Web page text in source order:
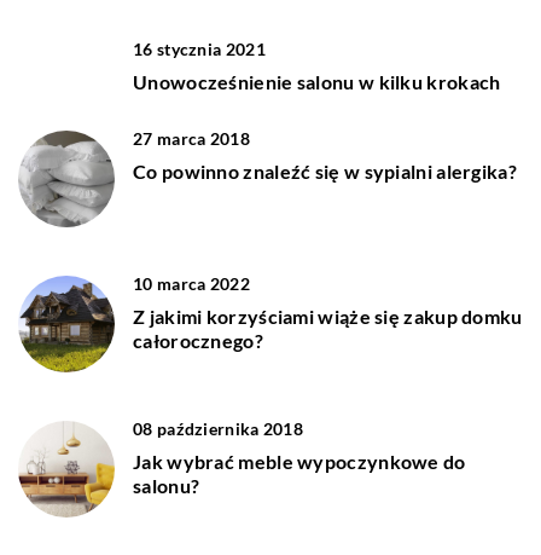
16 stycznia 2021
Unowocześnienie salonu w kilku krokach
27 marca 2018
Co powinno znaleźć się w sypialni alergika?
10 marca 2022
Z jakimi korzyściami wiąże się zakup domku
całorocznego?
08 października 2018
Jak wybrać meble wypoczynkowe do
salonu?